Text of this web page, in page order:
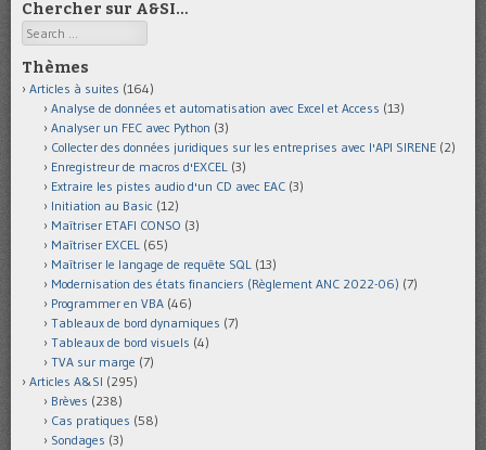
Chercher sur A&SI…
Search
Thèmes
Articles à suites (164)
Analyse de données et automatisation avec Excel et Access (13)
Analyser un FEC avec Python (3)
Collecter des données juridiques sur les entreprises avec l'API SIRENE (2)
Enregistreur de macros d'EXCEL (3)
Extraire les pistes audio d'un CD avec EAC (3)
Initiation au Basic (12)
Maîtriser ETAFI CONSO (3)
Maîtriser EXCEL (65)
Maîtriser le langage de requête SQL (13)
Modernisation des états financiers (Règlement ANC 2022-06) (7)
Programmer en VBA (46)
Tableaux de bord dynamiques (7)
Tableaux de bord visuels (4)
TVA sur marge (7)
Articles A&SI (295)
Brèves (238)
Cas pratiques (58)
Sondages (3)